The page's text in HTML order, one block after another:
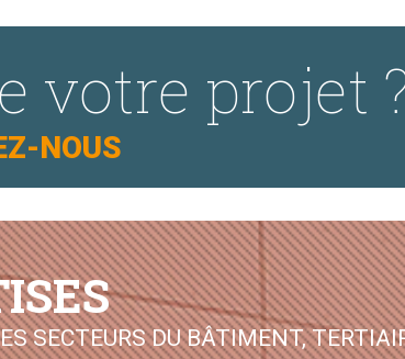
votre projet
NOUS
SECTEURS DU BÂTIMENT,